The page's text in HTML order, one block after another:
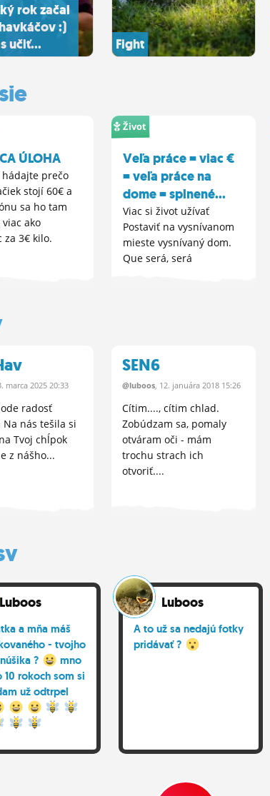
rok začal
:)
učiť...
Fight
ÚLOHA
prečo
stojí 60€ a
sa ho tam
ako
za 3€ kilo.
Život
Veľa práce = viac €
= veľa práce na
dome = splnené...
Viac si život užívať
Postaviť na vysnívanom
mieste vysnívaný dom.
Que será, será
marca 2025 20:33
radosť
nás tešila si
Tvoj chĺpok
z nášho...
SEN6
@luboos , 12. januára 2018 15:26
Cítim...., cítim chlad.
Zobúdzam sa, pomaly
otváram oči - mám
trochu strach ich
otvoriť....
Luboos
a mňa máš
- tvojho
?
mno
10 rokoch som si
už odtrpel
Luboos
A to už sa nedajú fotky
pridávať ?